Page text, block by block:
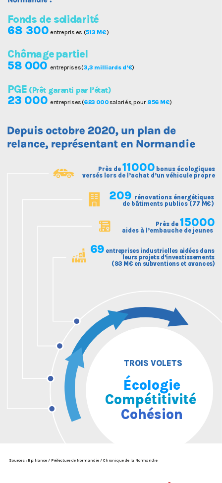
Chômagepartiel
58 000 entreprises(3,3 milliards d’€)
PGE (Prêt garanti par l’état)
23 000 entreprises(623 000salariés,pour 856 M€)
Fonds de solidarité
68 300 entrepris es (513 M€)
Sources : Bpifrance / Préfecture de Normandie / Chronique de la Normandie
TROISVOLETS
Écologie
Compétitivité
Cohésion
Près de 11000 bonus écologiques
versés lors de l’achat d’un véhicule propre
209 rénovations énergétiques
de bâtiments publics (77 M€)
Près de 15000
aides à l’embauche de jeunes
69 entreprises industrielles aidées dans
eurs projets d’investissements
(93 M€ en subventions et avances)